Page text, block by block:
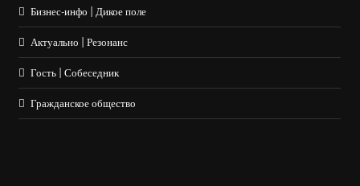
Бизнес-инфо | Дикое поле
Актуально | Резонанс
Гость | Собеседник
Гражданское общество